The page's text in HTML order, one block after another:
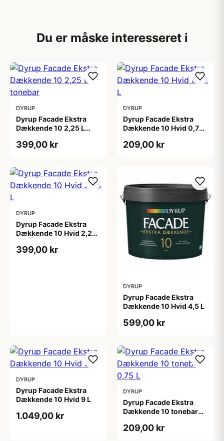
Du er måske interesseret i
DYRUP
Dyrup Facade Ekstra
Dækkende 10 2,25 L
399,00 kr
DYRUP
Dyrup Facade Ekstra
Dækkende 10 Hvid 0,75
209,00 kr
DYRUP
Dyrup Facade Ekstra
Dækkende 10 Hvid 2,25
399,00 kr
DYRUP
Dyrup Facade Ekstra
Dækkende 10 Hvid 4,5 L
599,00 kr
DYRUP
Dyrup Facade Ekstra
Dækkende 10 Hvid 9 L
1.049,00 kr
DYRUP
Dyrup Facade Ekstra
Dækkende 10 tonebar
209,00 kr